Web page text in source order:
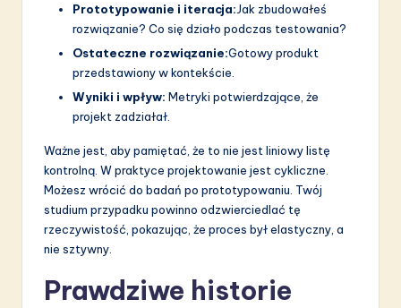
Prototypowanie i iteracja:Jak zbudowałeś
rozwiązanie? Co się działo podczas testowania?
Ostateczne rozwiązanie:Gotowy produkt
przedstawiony w kontekście.
Wyniki i wpływ: Metryki potwierdzające, że
projekt zadziałał.
Ważne jest, aby pamiętać, że to nie jest liniowy listę
kontrolną. W praktyce projektowanie jest cykliczne.
Możesz wrócić do badań po prototypowaniu. Twój
studium przypadku powinno odzwierciedlać tę
rzeczywistość, pokazując, że proces był elastyczny, a
nie sztywny.
Prawdziwe historie